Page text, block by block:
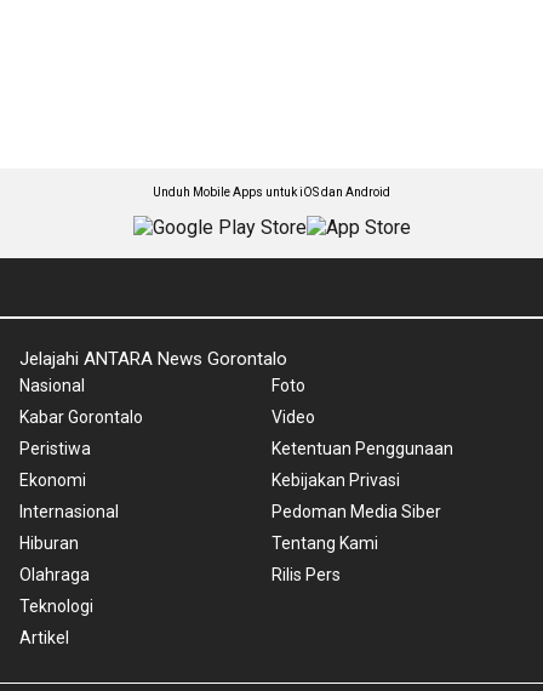
Unduh Mobile Apps untuk iOS dan Android
Jelajahi ANTARA News Gorontalo
Nasional
Kabar Gorontalo
Peristiwa
Ekonomi
Internasional
Hiburan
Olahraga
Teknologi
Artikel
Foto
Video
Ketentuan Penggunaan
Kebijakan Privasi
Pedoman Media Siber
Tentang Kami
Rilis Pers